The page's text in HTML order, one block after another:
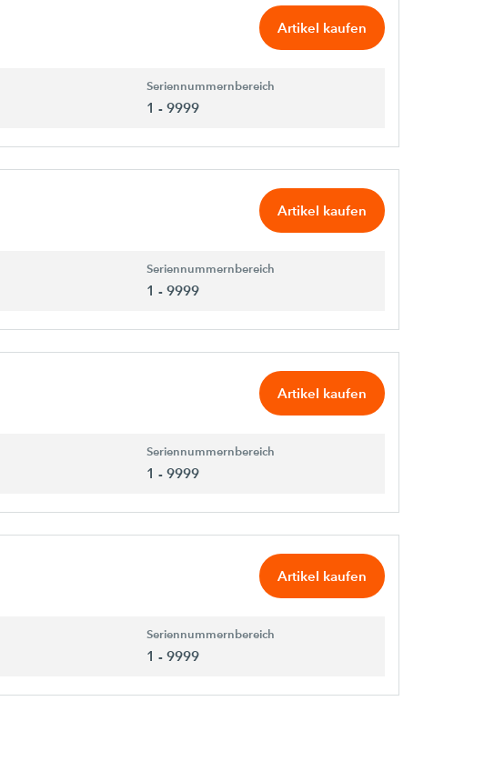
Artikel kaufen
Seriennummernbereich
1 - 9999
Artikel kaufen
Seriennummernbereich
1 - 9999
Artikel kaufen
Seriennummernbereich
1 - 9999
Artikel kaufen
Seriennummernbereich
1 - 9999